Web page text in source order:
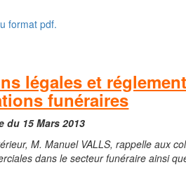
format pdf.
légales et
funéraires
du 15 Mars 2013
M. Manuel VALLS, rappelle aux
dans le secteur funéraire ainsi